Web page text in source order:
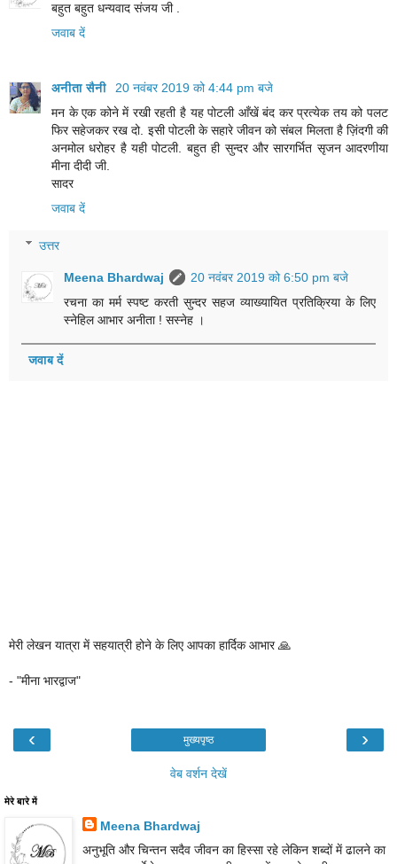
बहुत बहुत धन्यवाद संजय जी .
जवाब दें
अनीता सैनी
20 नवंबर 2019 को 4:44 pm बजे
मन के एक कोने में रखी रहती है यह पोटली आँखें बंद कर प्रत्येक तय को पलट
फिर सहेजकर रख दो. इसी पोटली के सहारे जीवन को संबल मिलता है ज़िंदगी की
अनमोल धरोहर है यही पोटली. बहुत ही सुन्दर और सारगर्भित सृजन आदरणीया
मीना दीदी जी.
सादर
जवाब दें
उत्तर
Meena Bhardwaj
20 नवंबर 2019 को 6:50 pm बजे
रचना का मर्म स्पष्ट करती सुन्दर सहज व्याख्यायित प्रतिक्रिया के लिए
स्नेहिल आभार अनीता ! सस्नेह ।
जवाब दें
मेरी लेखन यात्रा में सहयात्री होने के लिए आपका हार्दिक आभार 🙏
- "मीना भारद्वाज"
‹ ›
मुख्यपृष्ठ
वेब वर्शन देखें
मेरे बारे में
Meena Bhardwaj
अनुभूति और चिन्तन सदैव जीवन का हिस्सा रहे लेकिन शब्दों में ढालने का